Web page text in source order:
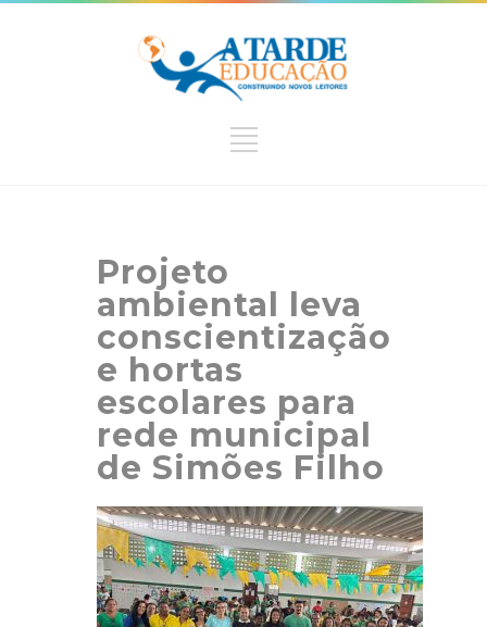
Projeto
ambiental leva
conscientização
e hortas
escolares para
rede municipal
de Simões Filho